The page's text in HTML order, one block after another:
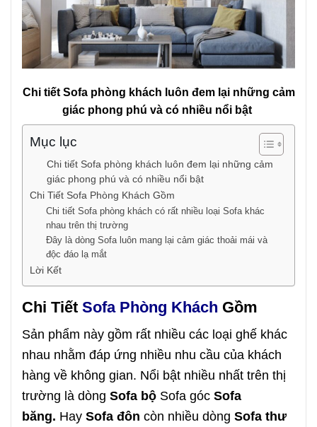
Chi tiết Sofa phòng khách luôn đem lại những cảm
giác phong phú và có nhiều nổi bật
Mục lục
Chi tiết Sofa phòng khách luôn đem lại những cảm
giác phong phú và có nhiều nổi bật
Chi Tiết Sofa Phòng Khách Gồm
Chi tiết Sofa phòng khách có rất nhiều loại Sofa khác
nhau trên thị trường
Đây là dòng Sofa luôn mang lại cảm giác thoải mái và
độc đáo lạ mắt
Lời Kết
Chi Tiết Sofa Phòng Khách Gồm
Sản phẩm này gồm rất nhiều các loại ghế khác
nhau nhằm đáp ứng nhiều nhu cầu của khách
hàng về không gian. Nổi bật nhiều nhất trên thị
trường là dòng Sofa bộ Sofa góc Sofa
băng. Hay Sofa đôn còn nhiều dòng Sofa thư